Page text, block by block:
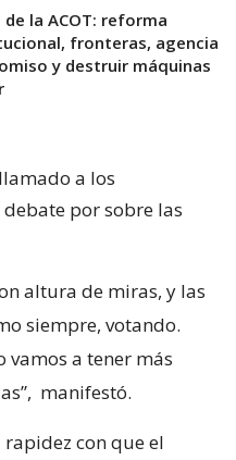
de la ACOT: reforma
fronteras, agencia
y destruir máquinas
a los
por sobre las
altura de miras, y las
siempre, votando.
vamos a tener más
manifestó.
con que el